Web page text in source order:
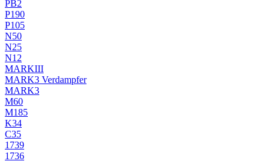
PB2
P190
P105
N50
N25
N12
MARKIII
MARK3 Verdampfer
MARK3
M60
M185
K34
C35
1739
1736